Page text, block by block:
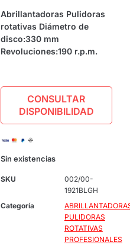
Abrillantadoras Pulidoras
rotativas Diámetro de
disco:330 mm
Revoluciones:190 r.p.m.
CONSULTAR
DISPONIBILIDAD
Sin existencias
SKU
002/00-
1921BLGH
Categoría
PULIDORAS
ROTATIVAS
PROFESIONALES